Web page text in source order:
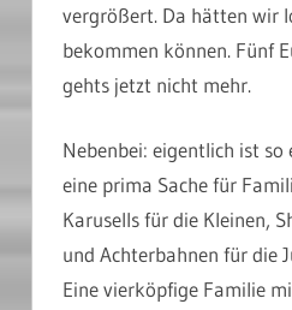
vergrößert. Da hätten wir
bekommen können. Fünf
gehts jetzt nicht mehr.
Nebenbei: eigentlich ist
eine prima Sache für
Karusells für die Kleinen,
und Achterbahnen für die
Eine vierköpfige Familie